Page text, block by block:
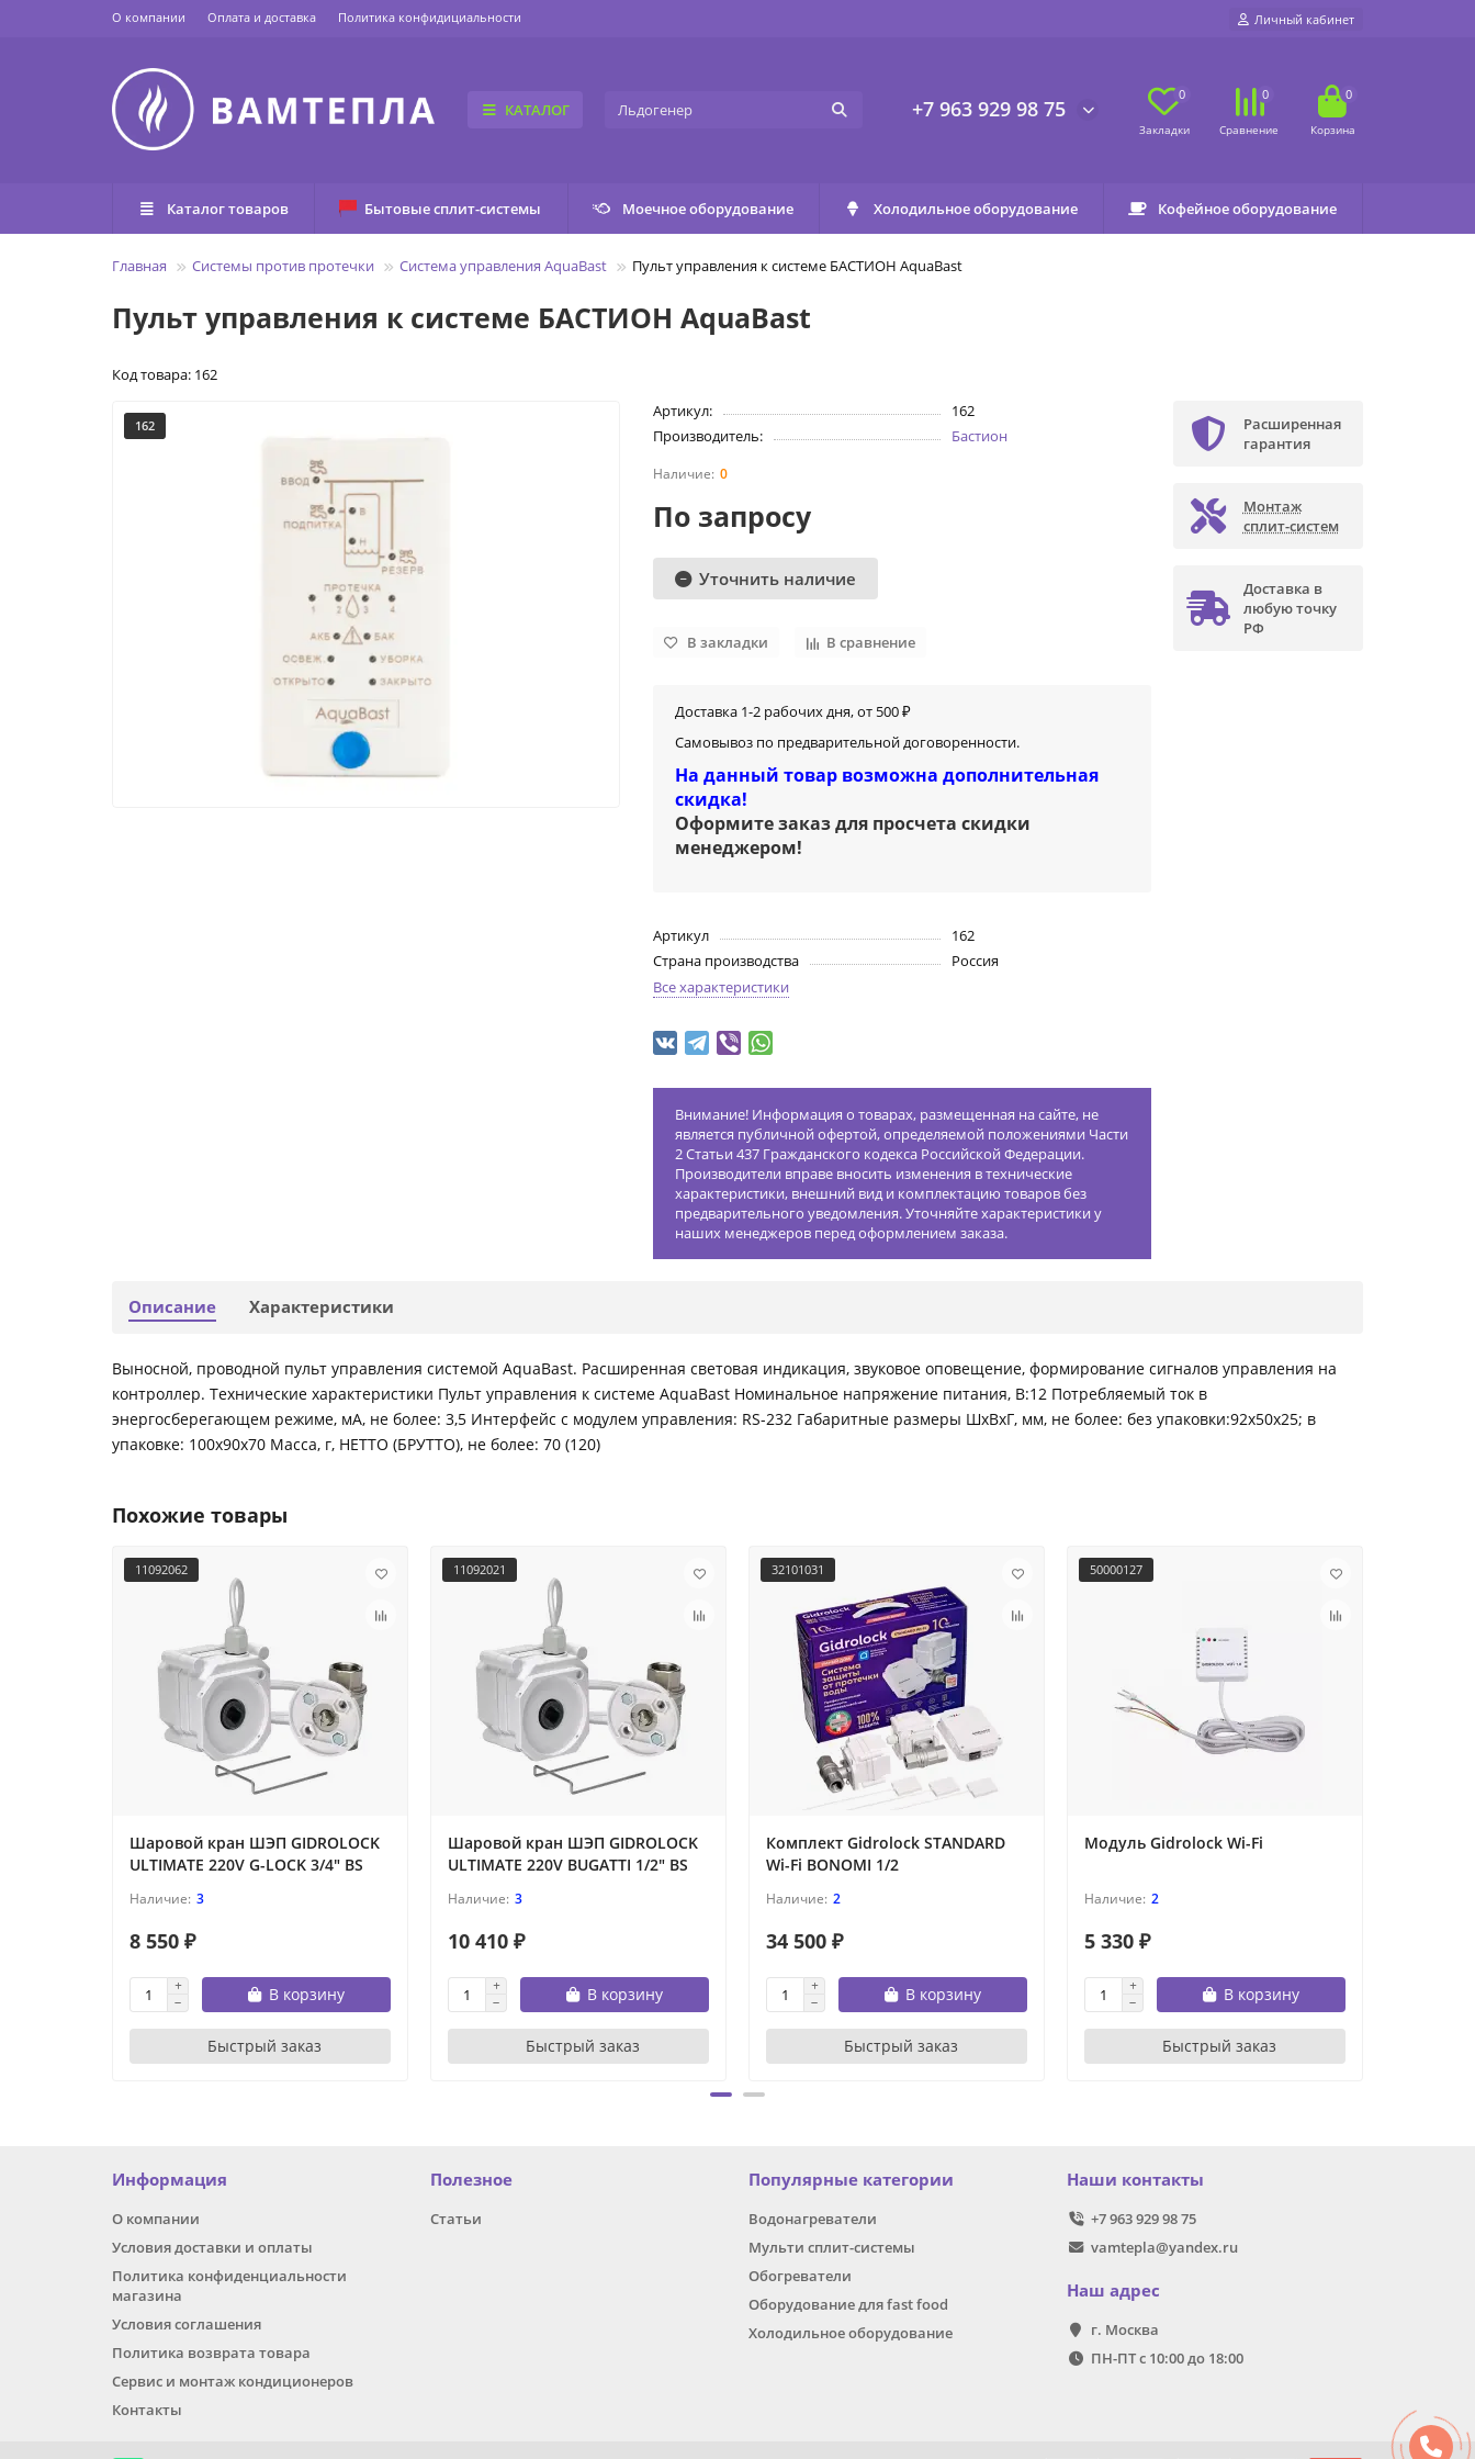
О компании Оплата и доставка Политика конфидициальности Личный кабинет
КАТАЛОГ +7 963 929 98 75
0 0 0
Каталог товаров Бытовые сплит-системы Моечное оборудование Холодильное оборудование Кофейное оборудование
Главная Системы против протечки Система управления AquaBast Пульт управления к системе БАСТИОН AquaBast
Пульт управления к системе БАСТИОН AquaBast
Код товара: 162
162
Артикул:
162
Производитель:
Бастион
0
По запросу
Уточнить наличие
В закладки В сравнение
Доставка 1-2 рабочих дня, от 500 ₽
Самовывоз по предварительной договоренности.
На данный товар возможна дополнительная
скидка!
Оформите заказ для просчета скидки
менеджером!
Артикул
162
Страна производства
Россия
Все характеристики
Внимание! Информация о товарах, размещенная на сайте, не
является публичной офертой, определяемой положениями Части
2 Статьи 437 Гражданского кодекса Российской Федерации.
Производители вправе вносить изменения в технические
характеристики, внешний вид и комплектацию товаров без
предварительного уведомления. Уточняйте характеристики у
наших менеджеров перед оформлением заказа.
Расширенная
гарантия
Монтаж
сплит-систем
Доставка в
любую точку
РФ
Описание Характеристики
Выносной, проводной пульт управления системой AquaBast. Расширенная световая индикация, звуковое оповещение, формирование сигналов управления на
контроллер. Технические характеристики Пульт управления к системе AquaBast Номинальное напряжение питания, В:12 Потребляемый ток в
энергосберегающем режиме, мА, не более: 3,5 Интерфейс с модулем управления: RS-232 Габаритные размеры ШхВхГ, мм, не более: без упаковки:92х50х25; в
упаковке: 100х90х70 Масса, г, НЕТТО (БРУТТО), не более: 70 (120)
Похожие товары
11092062
Шаровой кран ШЭП GIDROLOCK
ULTIMATE 220V G-LOCK 3/4" BS
3
8 550 ₽
В корзину
Быстрый заказ
11092021
Шаровой кран ШЭП GIDROLOCK
ULTIMATE 220V BUGATTI 1/2" BS
3
10 410 ₽
В корзину
Быстрый заказ
32101031
Комплект Gidrolock STANDARD
Wi-Fi BONOMI 1/2
2
34 500 ₽
В корзину
Быстрый заказ
50000127
Модуль Gidrolock Wi-Fi
2
5 330 ₽
В корзину
Быстрый заказ
Информация
О компании
Условия доставки и оплаты
Политика конфиденциальности
магазина
Условия соглашения
Политика возврата товара
Сервис и монтаж кондиционеров
Контакты
Полезное
Статьи
Популярные категории
Водонагреватели
Мульти сплит-системы
Обогреватели
Оборудование для fast food
Холодильное оборудование
Наши контакты
+7 963 929 98 75
vamtepla@yandex.ru
Наш адрес
г. Москва
ПН-ПТ с 10:00 до 18:00